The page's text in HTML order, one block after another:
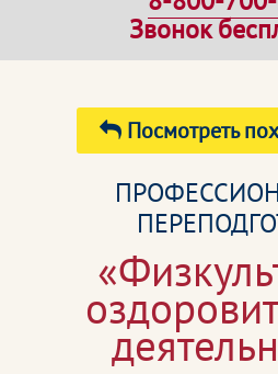
Звонок
Посмотреть